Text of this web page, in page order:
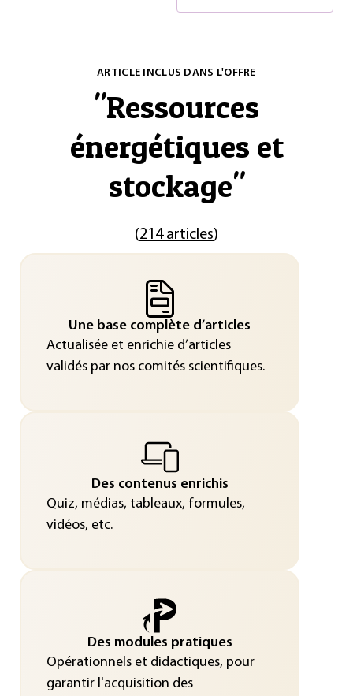
ARTICLE INCLUS DANS L'OFFRE
"Ressources
énergétiques et
stockage"
(214 articles)
Une base complète d’articles
Actualisée et enrichie d’articles
validés par nos comités scientifiques.
Des contenus enrichis
Quiz, médias, tableaux, formules,
vidéos, etc.
Des modules pratiques
Opérationnels et didactiques, pour
garantir l'acquisition des